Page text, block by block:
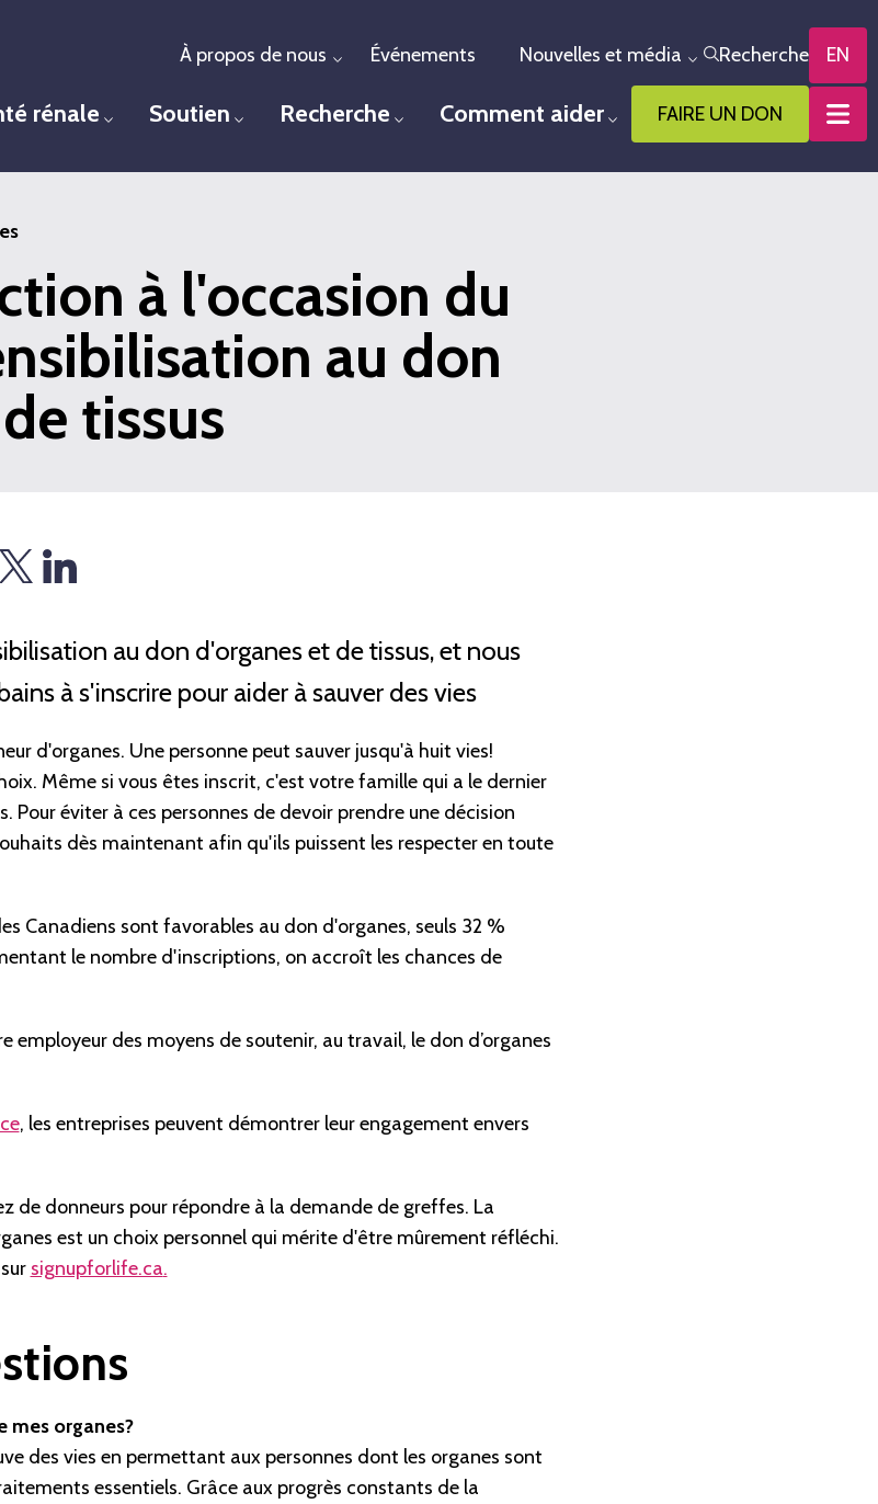
À propos de nous Toggle menu
Événements Nouvelles et média Toggle menu
Recherche EN
rénale Toggle menu
Soutien Toggle menu
Recherche Toggle menu
Comment aider Toggle menu
FAIRE UN DON
à l'occasion du
au don
tissus
au don d'organes et de tissus, et nous
à s'inscrire pour aider à sauver des vies
d'organes. Une personne peut sauver jusqu'à huit vies!
Même si vous êtes inscrit, c'est votre famille qui a le dernier
Pour éviter à ces personnes de devoir prendre une décision
dès maintenant afin qu'ils puissent les respecter en toute
Canadiens sont favorables au don d'organes, seuls 32 %
le nombre d'inscriptions, on accroît les chances de
employeur des moyens de soutenir, au travail, le don d’organes
, les entreprises peuvent démontrer leur engagement envers
de donneurs pour répondre à la demande de greffes. La
est un choix personnel qui mérite d'être mûrement réfléchi.
signupforlife.ca.
mes organes?
des vies en permettant aux personnes dont les organes sont
essentiels. Grâce aux progrès constants de la